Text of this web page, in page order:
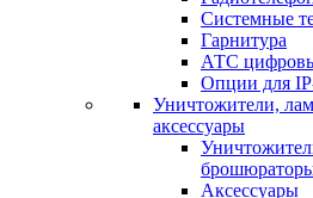
Системные
Гарнитура
АТС
Опции для
Уничтожители,
аксессуары
Аксессуары